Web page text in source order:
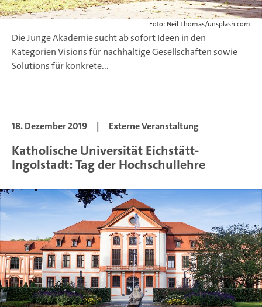
Foto: Neil Thomas/unsplash.com
Die Junge Akademie sucht ab sofort Ideen in den
Kategorien Visions für nachhaltige Gesellschaften sowie
Solutions für konkrete...
18. Dezember 2019 | Externe Veranstaltung
Katholische Universität Eichstätt-
Ingolstadt: Tag der Hochschullehre